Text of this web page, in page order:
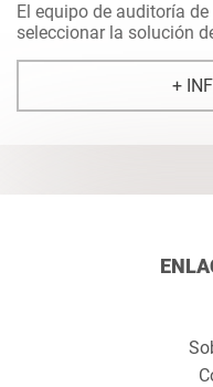
El equipo de auditoría
seleccionar la solución
+